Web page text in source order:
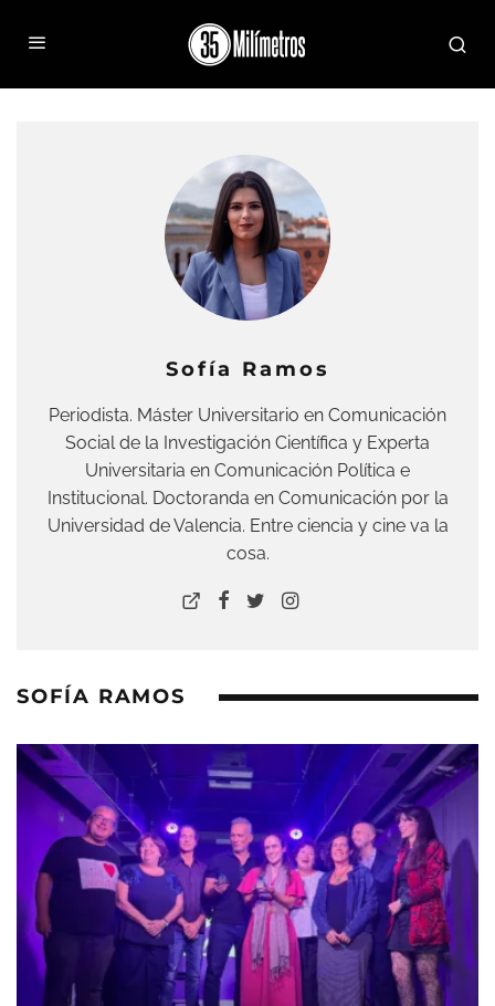
Sofía Ramos
Periodista. Máster Universitario en Comunicación
Social de la Investigación Científica y Experta
Universitaria en Comunicación Política e
Institucional. Doctoranda en Comunicación por la
Universidad de Valencia. Entre ciencia y cine va la
cosa.
SOFÍA RAMOS